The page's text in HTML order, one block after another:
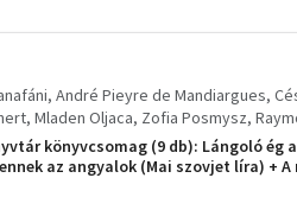
André Pieyre de Mandiargues
Mladen Oljaca Zofia Posmysz
könyvcsomag (9 db): Lángoló ég
az angyalok (Mai szovjet líra) +